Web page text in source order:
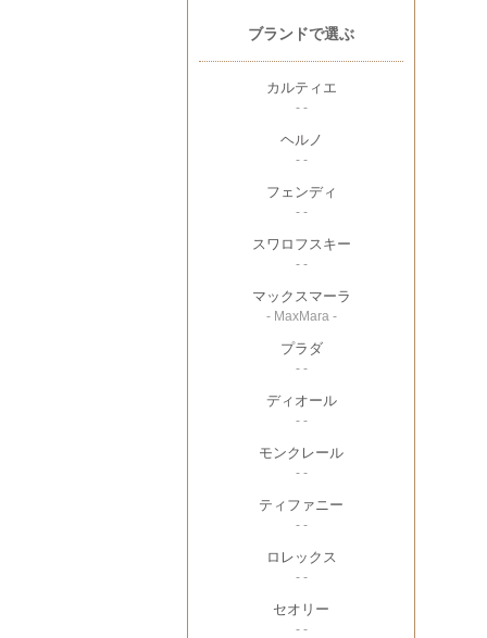
ブランドで選ぶ
カルティエ
- -
ヘルノ
- -
フェンディ
- -
スワロフスキー
- -
マックスマーラ
- MaxMara -
プラダ
- -
ディオール
- -
モンクレール
- -
ティファニー
- -
ロレックス
- -
セオリー
- -